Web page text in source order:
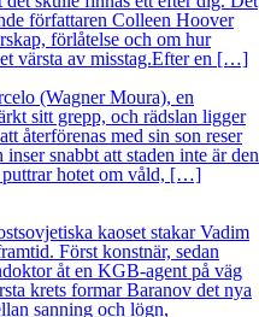
författaren Colleen Hoover
förlåtelse och om hur
värsta av misstag.Efter en […]
(Wagner Moura), en
sitt grepp, och rädslan ligger
återförenas med sin son reser
snabbt att staden inte är den
puttrar hotet om våld, […]
kaoset stakar Vadim
Först konstnär, sedan
åt en KGB-agent på väg
krets formar Baranov det nya
sanning och lögn,